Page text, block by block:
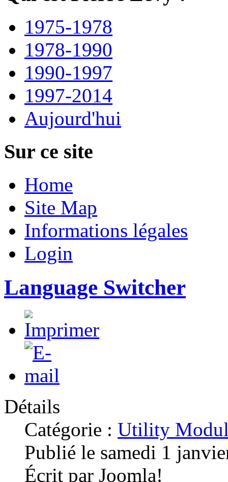
1975-1978
1978-1990
1990-1997
1997-2014
Aujourd'hui
Sur ce site
Home
Site Map
Informations légales
Login
Language Switcher
Détails
Catégorie : Utility
Publié le samedi 1
Écrit par Joomla!